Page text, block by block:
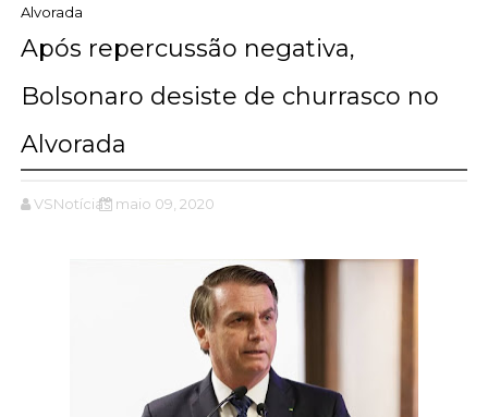
Alvorada
Após repercussão negativa,
Bolsonaro desiste de churrasco no
Alvorada
VSNotícias maio 09, 2020